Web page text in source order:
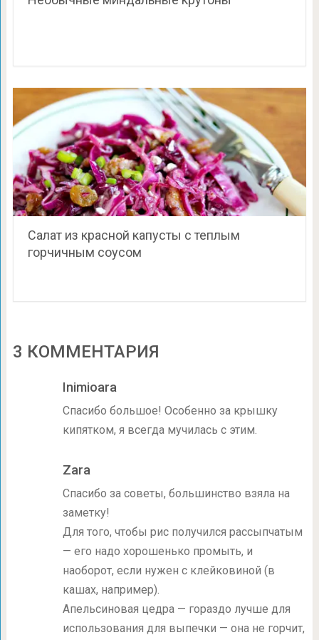
Салат из красной капусты с теплым
горчичным соусом
3 КОММЕНТАРИЯ
Inimioara
Спасибо большое! Особенно за крышку
кипятком, я всегда мучилась с этим.
Zara
Спасибо за советы, большинство взяла на
заметку!
Для того, чтобы рис получился рассыпчатым
— его надо хорошенько промыть, и
наоборот, если нужен с клейковиной (в
кашах, например).
Апельсиновая цедра — гораздо лучше для
использования для выпечки — она не горчит,